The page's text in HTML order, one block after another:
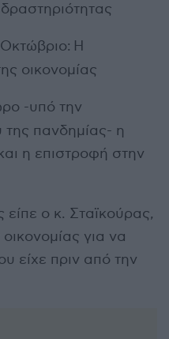
Η
οικονομίας
-υπό την
πανδημίας- η
η επιστροφή στην
ο κ. Σταϊκούρας,
για να
είχε πριν από την